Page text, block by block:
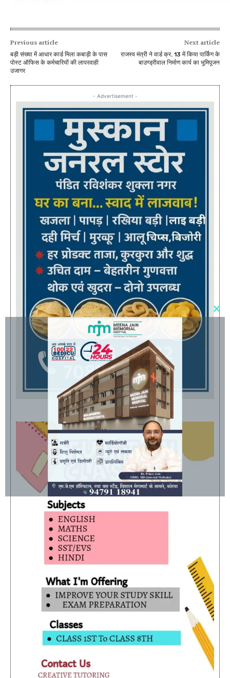
Previous article
बड़ी संख्या में आधार कार्ड मिला कबाड़ी के पास
पोस्ट ऑफिस के कर्मचारियों की लापरवाही
उजागर
Next article
राजस्व मंत्री ने वार्ड क्र. 13 में किया पार्किंग के
बाउण्ड्रीवाल निर्माण कार्य का भूमिपूजन
- Advertisement -